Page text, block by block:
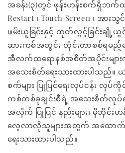
အခန်း(၃)တွင် ဖုန်းဟန်းစက်ရှိဘက်ထရီ၊
Restart ၊ Touch Screen ၊ အားသွ
ဖမ်းယူခြင်းနှင့် ထုတ်လွှင့်ခြင်းချို့ယွင်
ဆားကစ်အတွင်း တိုင်းတာစစ်ရမည့်
အီလက်ထရောနစ်အစိတ်အပိုင်းများ
အသေးစိတ်ရေးသားထားပါသည်။
စက်များ ပြုပြင်ရေးလုပ်ငန်း လုပ်
ကစ်တစ်ခုချင်းစီရဲ့ အသေးစိတ်လုပ်ဆ
အလိုက် ပြုပြင် နည်းများ၊ မိုဘိုင်း
လေ့လာလိုသူများအတွက် အထောက်
ရေးသားထားပါသည်။